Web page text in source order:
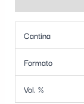
Cantina
Formato
Vol. %